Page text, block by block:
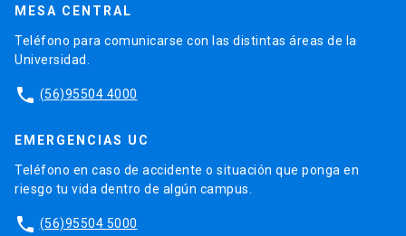
MESA CENTRAL
Teléfono para comunicarse con las distintas áreas de la
Universidad.
phone (56)95504 4000
EMERGENCIAS UC
Teléfono en caso de accidente o situación que ponga en
riesgo tu vida dentro de algún campus.
phone (56)95504 5000